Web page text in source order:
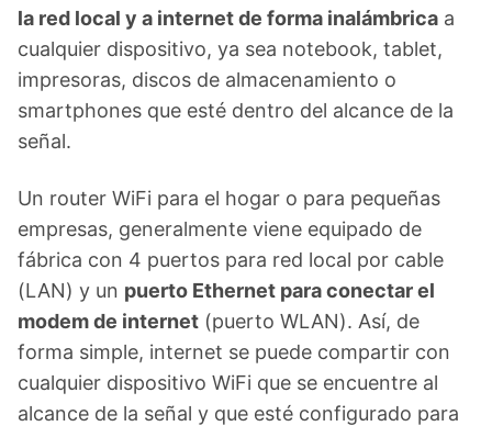
la red local y a internet de forma inalámbrica a
cualquier dispositivo, ya sea notebook, tablet,
impresoras, discos de almacenamiento o
smartphones que esté dentro del alcance de la
señal.
Un router WiFi para el hogar o para pequeñas
empresas, generalmente viene equipado de
fábrica con 4 puertos para red local por cable
(LAN) y un puerto Ethernet para conectar el
modem de internet (puerto WLAN). Así, de
forma simple, internet se puede compartir con
cualquier dispositivo WiFi que se encuentre al
alcance de la señal y que esté configurado para